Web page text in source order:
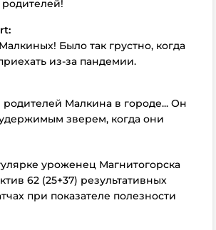
Было так грустно, когда
из-за пандемии.
Малкина в городе... Он
зверем, когда они
уроженец Магнитогорска
62 (25+37) результативных
при показателе полезности